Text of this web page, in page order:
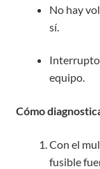
No hay
sí.
equipo.
Cómo
Con el
fusible